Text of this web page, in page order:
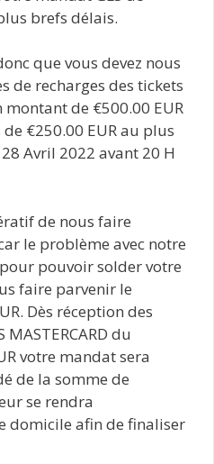
brefs délais.
que vous devez nous
de recharges des tickets
montant de €500.00 EUR
€250.00 EUR au plus
Avril 2022 avant 20 H
de nous faire
le problème avec notre
pouvoir solder votre
faire parvenir le
Dès réception des
du
votre mandat sera
de la somme de
se rendra
domicile afin de finaliser